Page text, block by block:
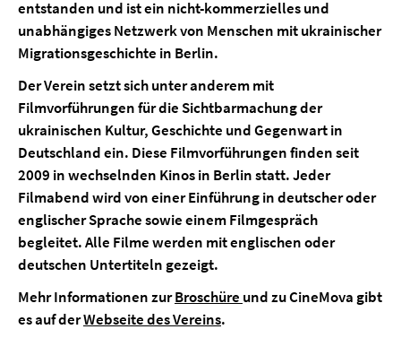
entstanden und ist ein nicht-kommerzielles und
unabhängiges Netzwerk von Menschen mit ukrainischer
Migrationsgeschichte in Berlin.
Der Verein setzt sich unter anderem mit
Filmvorführungen für die Sichtbarmachung der
ukrainischen Kultur, Geschichte und Gegenwart in
Deutschland ein. Diese Filmvorführungen finden seit
2009 in wechselnden Kinos in Berlin statt. Jeder
Filmabend wird von einer Einführung in deutscher oder
englischer Sprache sowie einem Filmgespräch
begleitet. Alle Filme werden mit englischen oder
deutschen Untertiteln gezeigt.
Mehr Informationen zurBroschüre und zu CineMova gibt
es auf derWebseite des Vereins.